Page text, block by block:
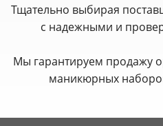
Тщательно выбирая
с надежными и
Мы гарантируем продажу
маникюрных